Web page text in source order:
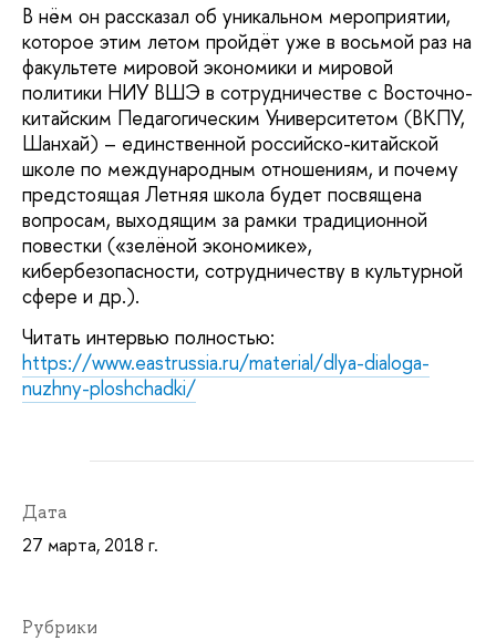
В нём он рассказал об уникальном мероприятии,
которое этим летом пройдёт уже в восьмой раз на
факультете мировой экономики и мировой
политики НИУ ВШЭ в сотрудничестве с Восточно-
китайским Педагогическим Университетом (ВКПУ,
Шанхай) – единственной российско-китайской
школе по международным отношениям, и почему
предстоящая Летняя школа будет посвящена
вопросам, выходящим за рамки традиционной
повестки («зелёной экономике»,
кибербезопасности, сотрудничеству в культурной
сфере и др.).
Читать интервью полностью:
https://www.eastrussia.ru/material/dlya-dialoga-
nuzhny-ploshchadki/
Дата
27 марта, 2018 г.
Рубрики